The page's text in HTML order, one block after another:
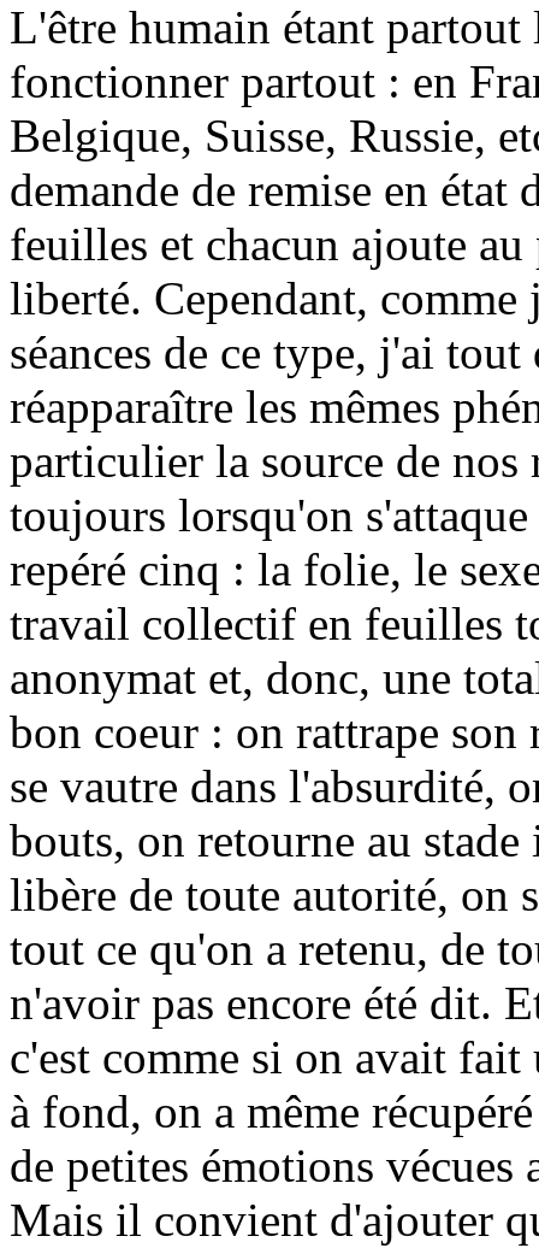
L'être humain étant
fonctionner partout : en
Belgique, Suisse, Russie,
demande de remise en
feuilles et chacun ajoute
liberté. Cependant,
séances de ce type, j'ai
réapparaître les mêmes
particulier la source de nos
toujours lorsqu'on
repéré cinq : la folie, le
travail collectif en feuilles
anonymat et, donc, une
bon coeur : on rattrape son
se vautre dans l'absurdité,
bouts, on retourne au
libère de toute autorité, on
tout ce qu'on a retenu, de
n'avoir pas encore été dit.
c'est comme si on avait
à fond, on a même
de petites émotions
Mais il convient d'ajouter